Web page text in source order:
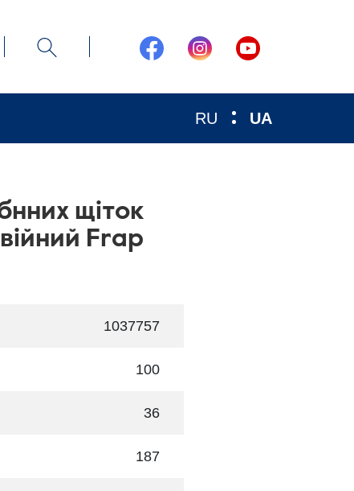
RU UA
щіток
Frap
1037757
100
36
187